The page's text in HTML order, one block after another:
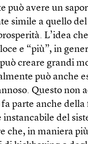
può avere un
simile a quello
L’idea
e “più”, in
creare grandi
può anche
Questo non
parte anche della
instancabile del
che, in maniera